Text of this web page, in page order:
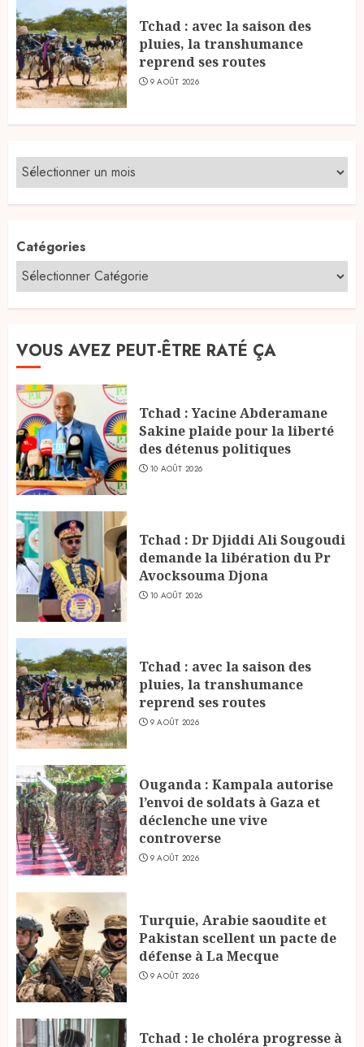
Tchad : avec la saison des
pluies, la transhumance
reprend ses routes
9 AOÛT 2026
Catégories
VOUS AVEZ PEUT-ÊTRE RATÉ ÇA
Tchad : Yacine Abderamane
Sakine plaide pour la liberté
des détenus politiques
10 AOÛT 2026
Tchad : Dr Djiddi Ali Sougoudi
demande la libération du Pr
Avocksouma Djona
10 AOÛT 2026
Tchad : avec la saison des
pluies, la transhumance
reprend ses routes
9 AOÛT 2026
Ouganda : Kampala autorise
l’envoi de soldats à Gaza et
déclenche une vive
controverse
9 AOÛT 2026
Turquie, Arabie saoudite et
Pakistan scellent un pacte de
défense à La Mecque
9 AOÛT 2026
Tchad : le choléra progresse à